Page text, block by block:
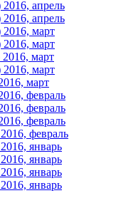
апрель
апрель
март
март
март
март
март
февраль
февраль
февраль
февраль
январь
январь
январь
январь